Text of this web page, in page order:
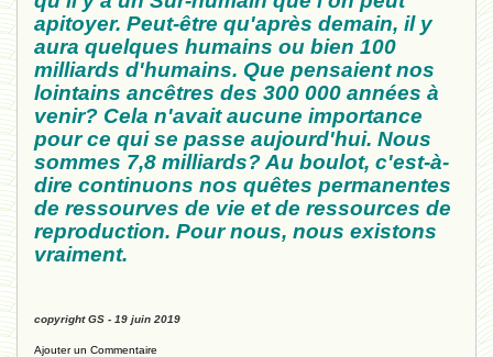
apitoyer. Peut-être qu'après demain, il y
aura quelques humains ou bien 100
milliards d'humains. Que pensaient nos
lointains ancêtres des 300 000 années à
venir? Cela n'avait aucune importance
pour ce qui se passe aujourd'hui. Nous
sommes 7,8 milliards? Au boulot, c'est-à-
dire continuons nos quêtes permanentes
de ressourves de vie et de ressources de
reproduction. Pour nous, nous existons
vraiment.
copyright GS - 19 juin 2019
Ajouter un Commentaire